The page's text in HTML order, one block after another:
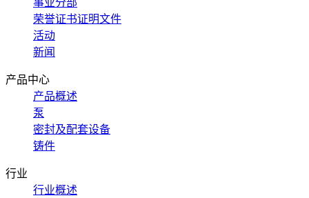
荣誉证书证明文件
活动
新闻
产品中心
产品概述
泵
密封及配套设备
铸件
行业
行业概述